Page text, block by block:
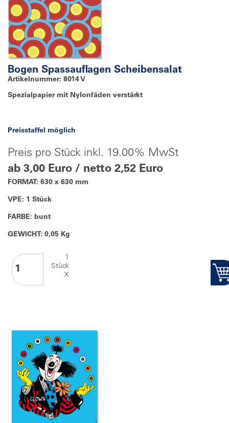
Bogen Spassauflagen Scheibensalat
Artikelnummer: 8014 V
Spezialpapier mit Nylonfäden verstärkt
Preisstaffel möglich
Preis pro Stück inkl. 19.00% MwSt
ab 3,00 Euro / netto 2,52 Euro
FORMAT: 630 x 630 mm
VPE: 1 Stück
FARBE: bunt
GEWICHT: 0,05 Kg
1
Stück
X